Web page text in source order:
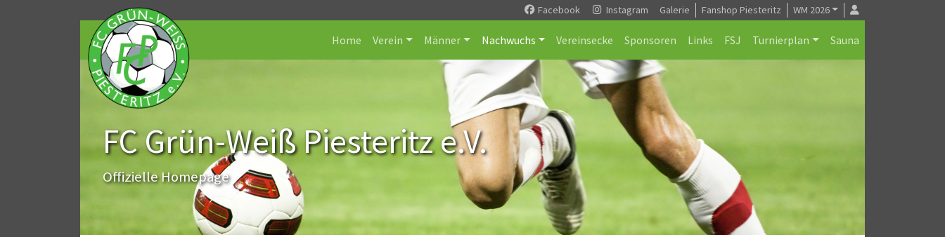
Facebook Instagram Galerie Fanshop Piesteritz WM 2026
Home Verein Männer Nachwuchs Vereinsecke Sponsoren Links FSJ Turnierplan Sauna
FC Grün-Weiß Piesteritz e.V.
Offizielle Homepage